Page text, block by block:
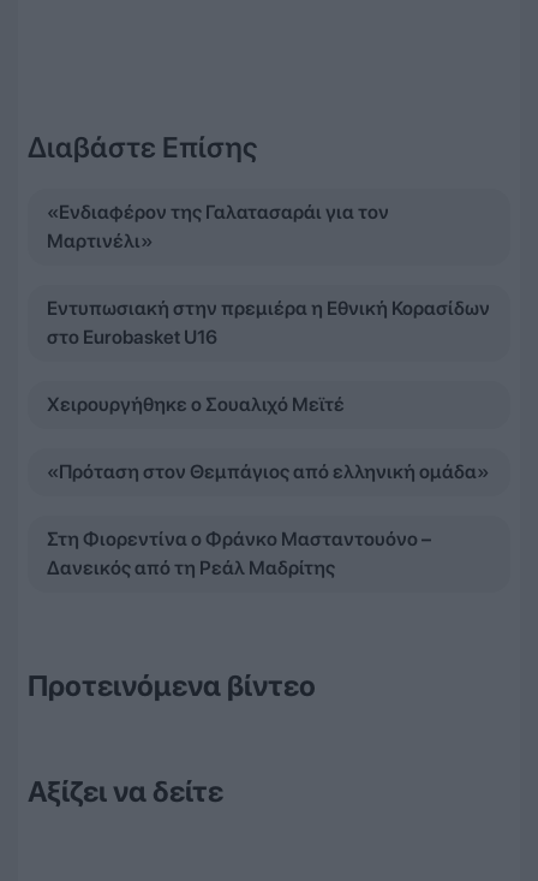
Διαβάστε Επίσης
«Ενδιαφέρον της Γαλατασαράι για τον
Μαρτινέλι»
Εντυπωσιακή στην πρεμιέρα η Εθνική Κορασίδων
στο Eurobasket U16
Χειρουργήθηκε ο Σουαλιχό Μεϊτέ
«Πρόταση στον Θεμπάγιος από ελληνική ομάδα»
Στη Φιορεντίνα ο Φράνκο Μασταντουόνο –
Δανεικός από τη Ρεάλ Μαδρίτης
Προτεινόμενα βίντεο
Αξίζει να δείτε